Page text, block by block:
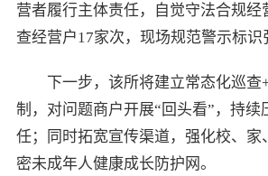
营者履行主体责任，自觉守法合规经
查经营户17家次，现场规范警示标识
下一步，该所将建立常态化巡查
制，对问题商户开展“回头看”，持续
任；同时拓宽宣传渠道，强化校、家
密未成年人健康成长防护网。